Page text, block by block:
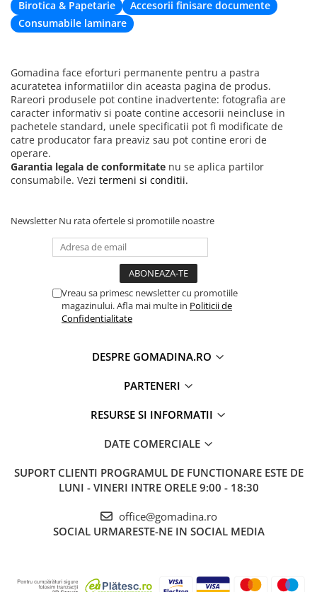
Birotica & Papetarie
Accesorii finisare documente
Consumabile laminare
Gomadina face eforturi permanente pentru a pastra
acuratetea informatiilor din aceasta pagina de produs.
Rareori produsele pot contine inadvertente: fotografia are
caracter informativ si poate contine accesorii neincluse in
pachetele standard, unele specificatii pot fi modificate de
catre producator fara preaviz sau pot contine erori de
operare.
Garantia legala de conformitate nu se aplica partilor
consumabile. Vezi termeni si conditii.
Newsletter Nu rata ofertele si promotiile noastre
Vreau sa primesc newsletter cu promotiile
magazinului. Afla mai multe in Politicii de
Confidentialitate
DESPRE GOMADINA.RO
PARTENERI
RESURSE SI INFORMATII
DATE COMERCIALE
SUPORT CLIENTI PROGRAMUL DE FUNCTIONARE ESTE DE
LUNI - VINERI INTRE ORELE 9:00 - 18:30
office@gomadina.ro
SOCIAL URMARESTE-NE IN SOCIAL MEDIA